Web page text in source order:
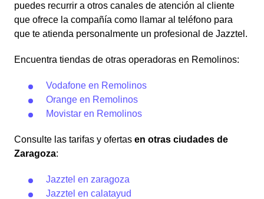
puedes recurrir a otros canales de atención al cliente
que ofrece la compañía como llamar al teléfono para
que te atienda personalmente un profesional de Jazztel.
Encuentra tiendas de otras operadoras en Remolinos:
Vodafone en Remolinos
Orange en Remolinos
Movistar en Remolinos
Consulte las tarifas y ofertas en otras ciudades de
Zaragoza:
Jazztel en zaragoza
Jazztel en calatayud